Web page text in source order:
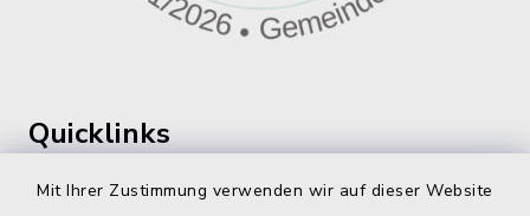
Mit Ihrer Zustimmung verwenden wir auf dieser Website
Quicklinks
360 ° Panorama